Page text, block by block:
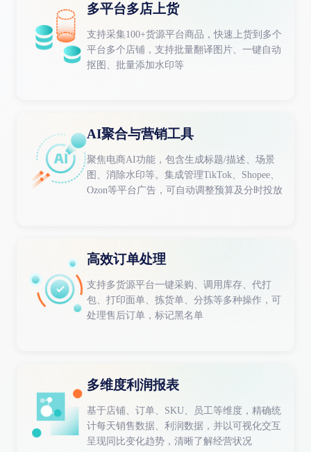
多平台多店上货
支持采集100+货源平台商品，快速上货到多个
平台多个店铺，支持批量翻译图片、一键自动
抠图、批量添加水印等
AI聚合与营销工具
聚焦电商AI功能，包含生成标题/描述、场景
图、消除水印等。集成管理TikTok、Shopee、
Ozon等平台广告，可自动调整预算及分时投放
高效订单处理
支持多货源平台一键采购、调用库存、代打
包、打印面单、拣货单、分拣等多种操作，可
处理售后订单，标记黑名单
多维度利润报表
基于店铺、订单、SKU、员工等维度，精确统
计每天销售数据、利润数据，并以可视化交互
呈现同比变化趋势，清晰了解经营状况